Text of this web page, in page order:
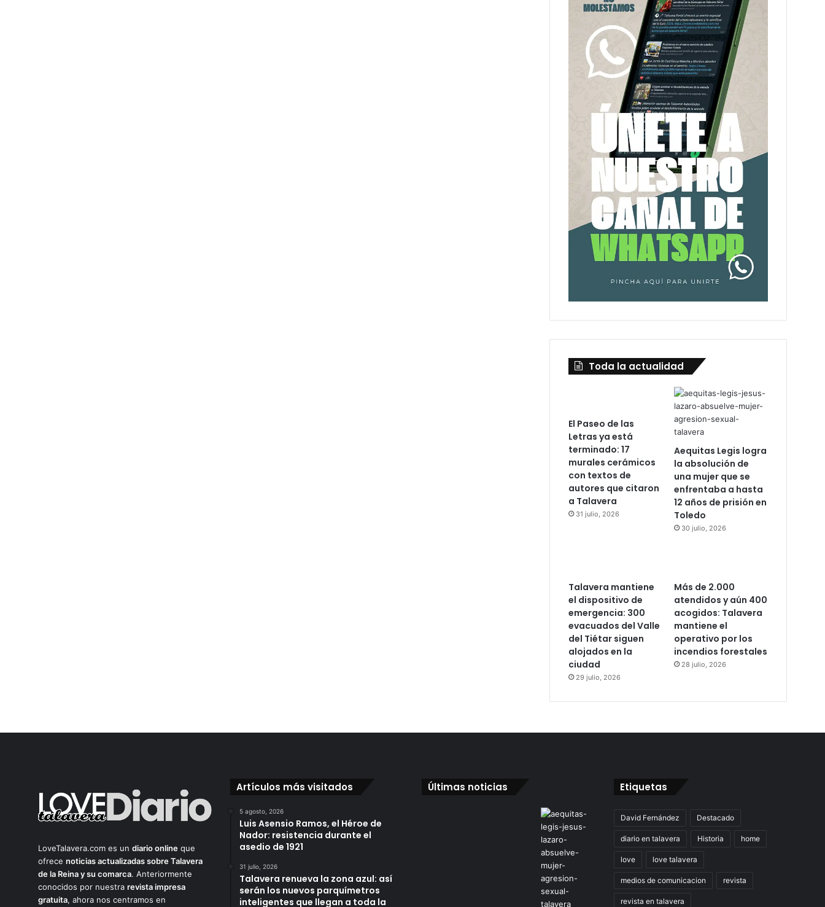
Toda la actualidad
El Paseo de las
Letras ya está
terminado: 17
murales cerámicos
con textos de
autores que citaron
a Talavera
31 julio, 2026
Aequitas Legis logra
la absolución de
una mujer que se
enfrentaba a hasta
12 años de prisión en
Toledo
30 julio, 2026
Talavera mantiene
el dispositivo de
emergencia: 300
evacuados del Valle
del Tiétar siguen
alojados en la
ciudad
29 julio, 2026
Más de 2.000
atendidos y aún 400
acogidos: Talavera
mantiene el
operativo por los
incendios forestales
28 julio, 2026
LoveTalavera.com es un diario online que
ofrece noticias actualizadas sobre Talavera
de la Reina y su comarca. Anteriormente
conocidos por nuestra revista impresa
gratuita, ahora nos centramos en
Artículos más visitados
5 agosto, 2026
Luis Asensio Ramos, el Héroe de
Nador: resistencia durante el
asedio de 1921
31 julio, 2026
Talavera renueva la zona azul: así
serán los nuevos parquímetros
inteligentes que llegan a toda la
Últimas noticias Etiquetas
David Fernández Destacado
diario en talavera Historia home
love love talavera
medios de comunicacion revista
revista en talavera